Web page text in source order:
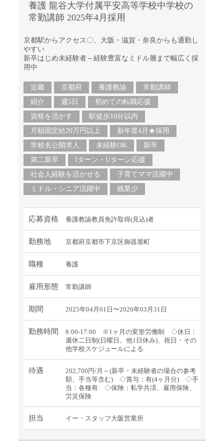
養護 龍谷大学付属平安高等学校中学校の
常勤講師 2025年4月採用
京都駅からアクセス〇、大阪・滋賀・奈良からも通勤し
やすい
新卒はじめ未経験者～経験豊富なミドル層まで幅広く採
用中
近畿 京都府 養護教諭
常勤講師
紹介
週5日
初めての転職応援
資格を活かす
駅徒歩10分以内
月額固定給20万円以上
新年度4月★採用
学校名公開求人
未経験OK
新卒
第二新卒
Iターン・Uターン応援
社会人経験を活かせる
子育てママ活躍中
ミドル・シニア活躍中
残業少
応募資格 養護教諭教員免許取得(見込)者
勤務地 京都府京都市下京区御器屋町
職種 養護
雇用形態 常勤講師
期間 2025年04月01日〜2026年03月31日
勤務時間
8:00-17:00 ※1ヶ月の変形労働制 ◇休日：
週休二日制(日曜日、他1日休み)、祝日・その
他学校スケジュールによる
待遇
202,700円/月～(新卒・未経験者の場合の参考
額、手当等含む) ◇賞与：有(4ヶ月分) ◇手
当：各種有 ◇保険：私学共済、雇用保険、
労災保険
担当 イー・スタッフ大阪営業所